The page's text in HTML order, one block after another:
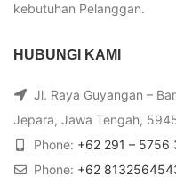
kebutuhan Pelanggan.
HUBUNGI KAMI
Jl. Raya Guyangan –
Jepara, Jawa Tengah,
Phone: +62 291 – 5756
Phone: +62